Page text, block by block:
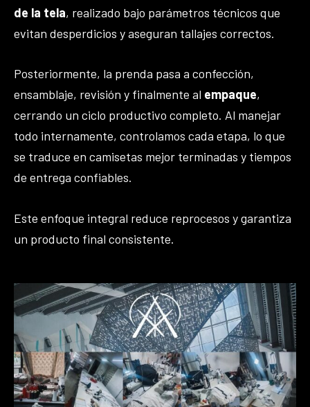
de la tela, realizado bajo parámetros técnicos que
evitan desperdicios y aseguran tallajes correctos.
Posteriormente, la prenda pasa a confección,
ensamblaje, revisión y finalmente al empaque,
cerrando un ciclo productivo completo. Al manejar
todo internamente, controlamos cada etapa, lo que
se traduce en camisetas mejor terminadas y tiempos
de entrega confiables.
Este enfoque integral reduce reprocesos y garantiza
un producto final consistente.